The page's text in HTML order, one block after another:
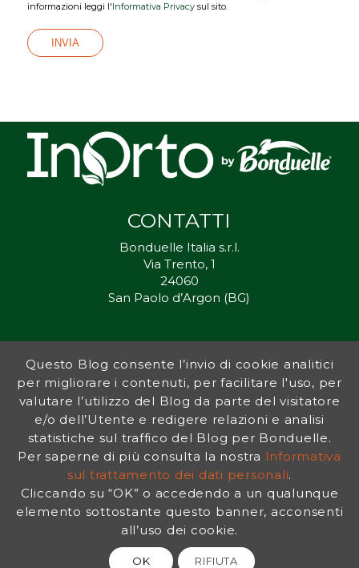
informazioni leggi l'Informativa Privacysul sito.
CONTATTI
Bonduelle Italia s.r.l.
Via Trento, 1
24060
San Paolo d’Argon (BG)
Inorto.org è dal 2011 il punto di riferimento per gli ortisti italiani, e
fornisce preziosi consigli sia ai più esperti che a nuovi interessati.
L’obiettivo di Bonduelle è ispirare la transizione verso una dieta a
base vegetale per contribuire al benessere delle persone e del
pianeta. In questo contesto si inserisce InOrto, simbolo dell’amore
per la terra e del rispetto dell’ambiente.
INFORMATIVA PRIVACY| NOTE LEGALI
Questo Blog consente l’invio di cookie analitici
per migliorare i contenuti, per facilitare l'uso, per
valutare l’utilizzo del Blog da parte del visitatore
e/o dell’Utente e redigere relazioni e analisi
statistiche sul traffico del Blog per Bonduelle.
Per saperne di più consulta la nostra Informativa
sul trattamento dei dati personali.
Cliccando su “OK” o accedendo a un qualunque
elemento sottostante questo banner, acconsenti
all’uso dei cookie.
OK RIFIUTA